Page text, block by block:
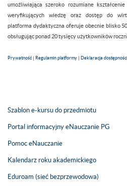
umożliwiająca szeroko rozumiane
weryfikujących wiedzę oraz dostęp do
platforma dydaktyczna oferuje obecnie blisko
obsługując ponad 20 tysięcy użytkowników
Prywatność | Regulamin platformy | Deklaracja dostępności
Szablon e-kursu do przedmiotu
Portal informacyjny eNauczanie PG
Pomoc eNauczanie
Kalendarz roku akademickiego
Eduroam (sieć bezprzewodowa)